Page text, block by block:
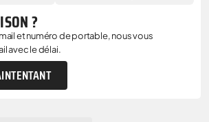
?
et numéro de portable, nous vous
avec le délai.